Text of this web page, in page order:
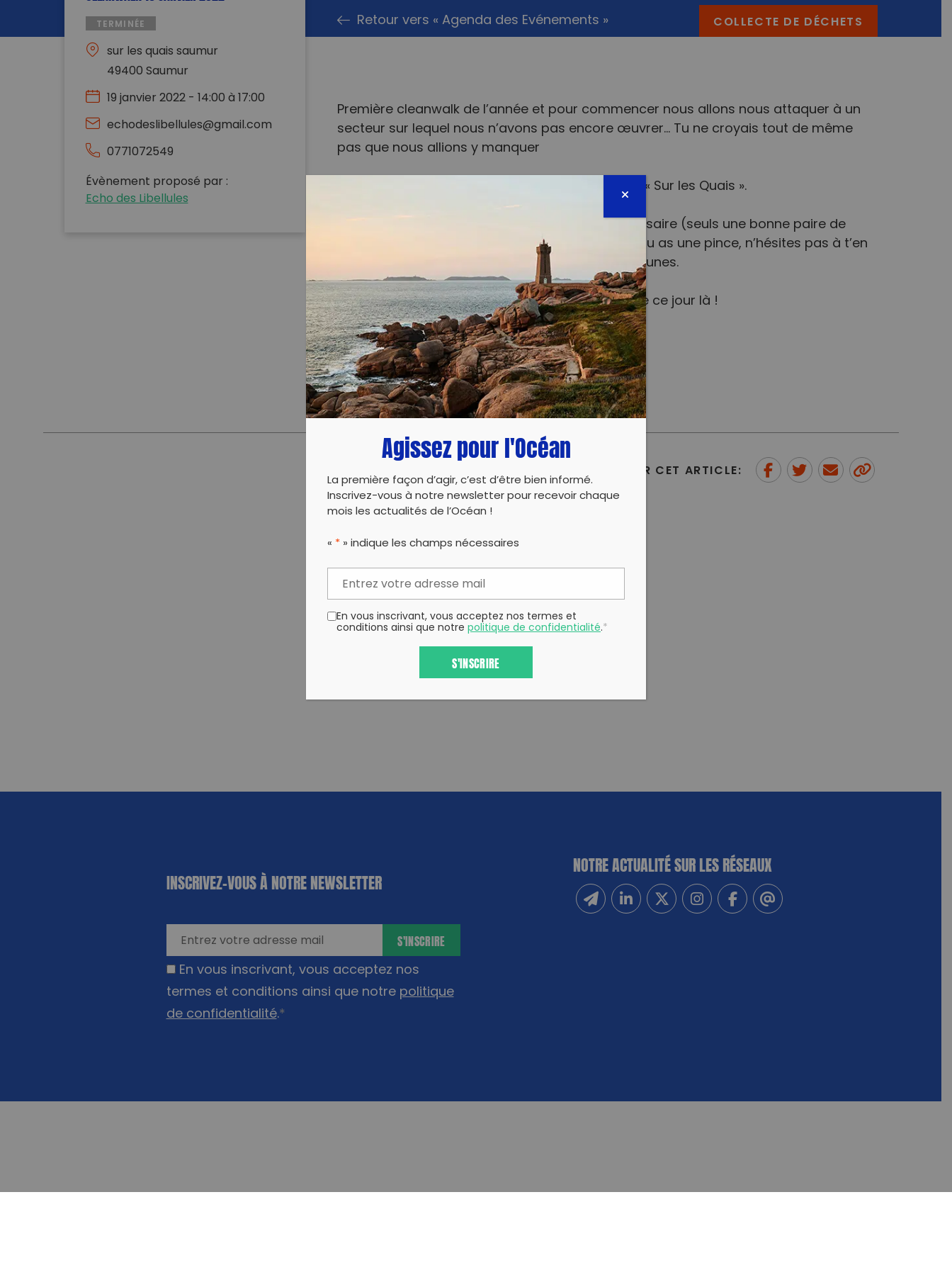
Retour vers « Agenda des Evénements » COLLECTE DE DÉCHETS
TERMINÉE
sur les quais saumur
49400 Saumur
19 janvier 2022 - 14:00 à 17:00
echodeslibellules@gmail.com
0771072549
Évènement proposé par :
Echo des Libellules
Première cleanwalk de l’année et pour commencer nous allons nous attaquer à un
secteur sur lequel nous n’avons pas encore œuvrer… Tu ne croyais tout de même
pas que nous allions y manquer
Rendez-vous donc à 14h00 devant le restaurant « Sur les Quais ».
Comme à notre habitude : aucun matériel nécessaire (seuls une bonne paire de
chaussure et ton plus beau sourire suffiront). Si tu as une pince, n’hésites pas à t’en
équiper, nous en fourniront également quelques unes.
En espérant voir ton doux (et emmitouflé) visage ce jour là !
Des bisous
PARTAGER CET ARTICLE:
INSCRIVEZ-VOUS À NOTRE NEWSLETTER
En vous inscrivant, vous acceptez nos
termes et conditions ainsi que notre politique
de confidentialité.*
S'INSCRIRE
NOTRE ACTUALITÉ SUR LES RÉSEAUX
Agissez pour l'Océan
La première façon d’agir, c’est d’être bien informé.
Inscrivez-vous à notre newsletter pour recevoir chaque
mois les actualités de l’Océan !
« * » indique les champs nécessaires
En vous inscrivant, vous acceptez nos termes et
conditions ainsi que notre politique de confidentialité.*
S'INSCRIRE